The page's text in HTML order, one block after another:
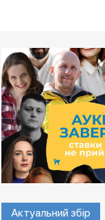
Актуальний збір